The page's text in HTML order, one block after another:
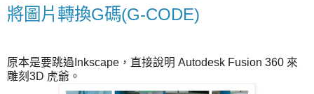
將圖片轉換G碼(G-CODE)
原本是要跳過Inkscape，直接說明 Autodesk Fusion 360 來
雕刻3D 虎爺。